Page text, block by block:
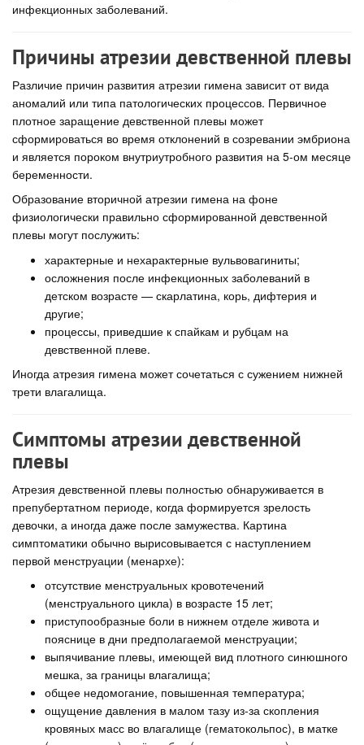
инфекционных заболеваний.
Причины атрезии девственной плевы
Различие причин развития атрезии гимена зависит от вида
аномалий или типа патологических процессов. Первичное
плотное заращение девственной плевы может
сформироваться во время отклонений в созревании эмбриона
и является пороком внутриутробного развития на 5-ом месяце
беременности.
Образование вторичной атрезии гимена на фоне
физиологически правильно сформированной девственной
плевы могут послужить:
характерные и нехарактерные вульвовагиниты;
осложнения после инфекционных заболеваний в
детском возрасте — скарлатина, корь, дифтерия и
другие;
процессы, приведшие к спайкам и рубцам на
девственной плеве.
Иногда атрезия гимена может сочетаться с сужением нижней
трети влагалища.
Симптомы атрезии девственной
плевы
Атрезия девственной плевы полностью обнаруживается в
препубертатном периоде, когда формируется зрелость
девочки, а иногда даже после замужества. Картина
симптоматики обычно вырисовывается с наступлением
первой менструации (менархе):
отсутствие менструальных кровотечений
(менструального цикла) в возрасте 15 лет;
приступообразные боли в нижнем отделе живота и
пояснице в дни предполагаемой менструации;
выпячивание плевы, имеющей вид плотного синюшного
мешка, за границы влагалища;
общее недомогание, повышенная температура;
ощущение давления в малом тазу из-за скопления
кровяных масс во влагалище (гематокольпос), в матке